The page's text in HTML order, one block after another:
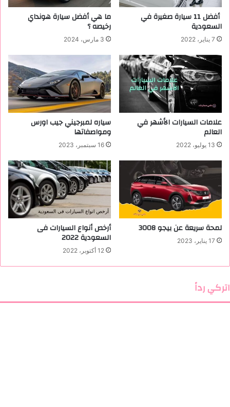
ر
ف
ي
ا
ل
س
ة
خ
ل
أفضل 11 سيارة صغيرة في
السعودية
7 يناير، 2022
ما هي أفضل سيارة هونداي
رخيصه ؟
3 مارس، 2024
علامات السيارات الأشهر في
العالم
13 يوليو، 2022
سياره لمبرجيني جيب اورس
ومواصفاتها
16 سبتمبر، 2023
لمحة سريعة عن بيجو 3008
17 يناير، 2023
أرخص أنواع السيارات فى
السعودية 2022
12 أكتوبر، 2022
اتركي رداً